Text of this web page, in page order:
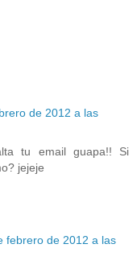
de 2012 a las
tu email guapa!! Si
jejeje
febrero de 2012 a las